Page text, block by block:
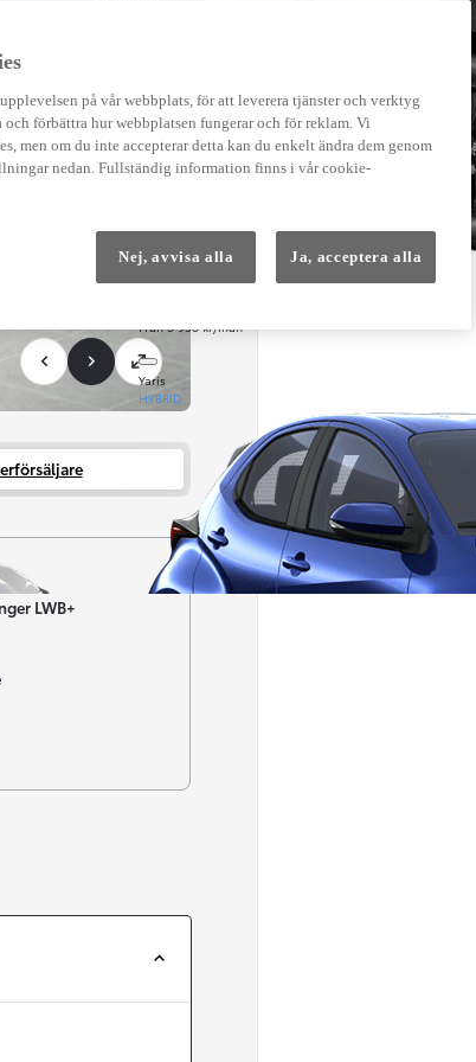
Från 3 958 kr/mån
Yaris
HYBRID
Easy Billån
bil
LWB+
på vår webbplats, för att leverera tjänster och verktyg
förbättra hur webbplatsen fungerar och för reklam. Vi
men om du inte accepterar detta kan du enkelt ändra dem genom
nedan. Fullständig information finns i vår cookie-
Nej, avvisa alla Ja, acceptera alla